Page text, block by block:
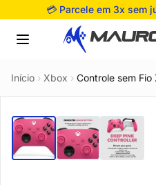
Pular para o conteúdo
💳 Parcele em 3x sem
Início › Xbox › Controle sem